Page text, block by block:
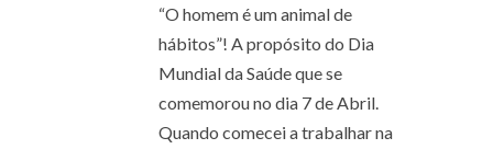
“O homem é um animal de
hábitos”! A propósito do Dia
Mundial da Saúde que se
comemorou no dia 7 de Abril.
Quando comecei a trabalhar na